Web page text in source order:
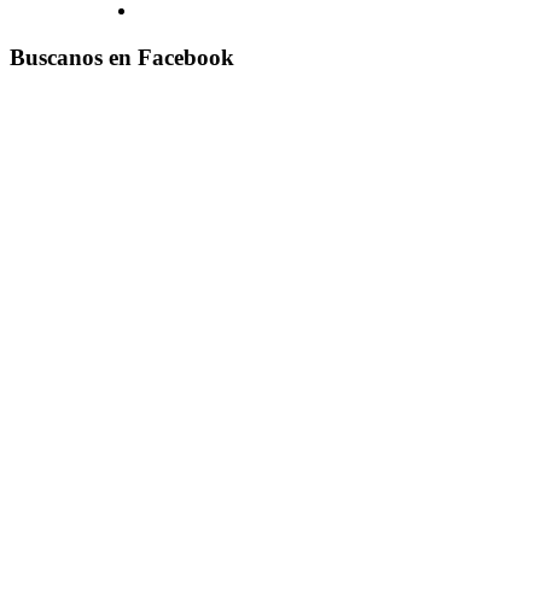
Buscanos en Facebook